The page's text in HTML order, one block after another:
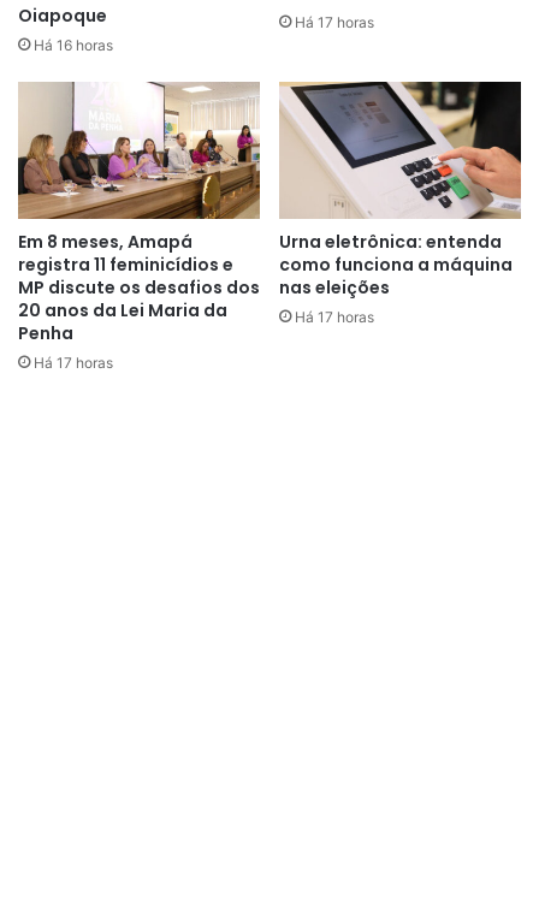
Outras discussões
Também foram discutidos outros pontos relevantes da
pauta, como o alcance, pelo Amapá, das metas do
Programa de Consolidação do Pacto Nacional pela Gestão
das Águas (Progestão), uma iniciativa da ANA que oferece
incentivo financeiro aos sistemas estaduais de
gerenciamento e recursos hídricos.
Os secretários adjuntos Cássio Lemos e Patrick Cantuária,
o diretor de desenvolvimento ambiental, Marcos Almeida,
Oiapoque
Há 16 horas
Há 17 horas
Em 8 meses, Amapá
registra 11 feminicídios e
MP discute os desafios dos
20 anos da Lei Maria da
Penha
Há 17 horas
Urna eletrônica: entenda
como funciona a máquina
nas eleições
Há 17 horas